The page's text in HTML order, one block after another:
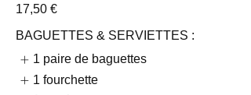
17,50 €
BAGUETTES & SERVIETTES :
1 paire de baguettes
1 fourchette